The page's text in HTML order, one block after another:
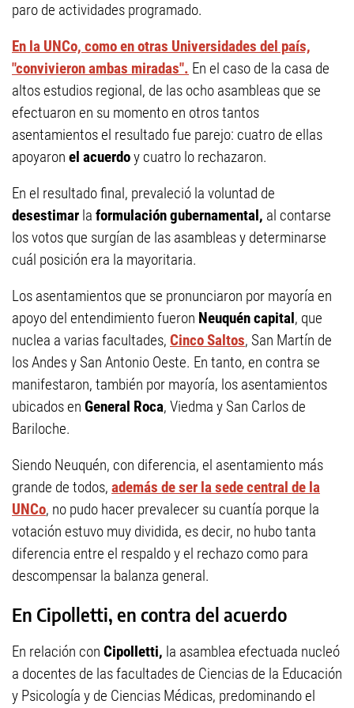
paro de actividades programado.
En la UNCo, como en otras Universidades del país,
"convivieron ambas miradas". En el caso de la casa de
altos estudios regional, de las ocho asambleas que se
efectuaron en su momento en otros tantos
asentamientos el resultado fue parejo: cuatro de ellas
apoyaron el acuerdoy cuatro lo rechazaron.
En el resultado final, prevaleció la voluntad de
desestimar la formulación gubernamental, al contarse
los votos que surgían de las asambleas y determinarse
cuál posición era la mayoritaria.
Los asentamientos que se pronunciaron por mayoría en
apoyo del entendimiento fueron Neuquén capital, que
nuclea a varias facultades, Cinco Saltos, San Martín de
los Andes y San Antonio Oeste. En tanto, en contra se
manifestaron, también por mayoría, los asentamientos
ubicados en General Roca, Viedma y San Carlos de
Bariloche.
Siendo Neuquén, con diferencia, el asentamiento más
grande de todos, además de ser la sede central de la
UNCo, no pudo hacer prevalecer su cuantía porque la
votación estuvo muy dividida, es decir, no hubo tanta
diferencia entre el respaldo y el rechazo como para
descompensar la balanza general.
En Cipolletti, en contra del acuerdo
En relación con Cipolletti, la asamblea efectuada nucleó
a docentes de las facultades de Ciencias de la Educación
y Psicología y de Ciencias Médicas, predominando el